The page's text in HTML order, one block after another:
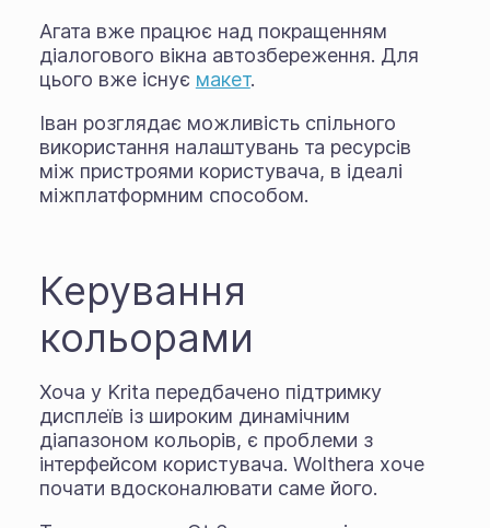
Агата вже працює над покращенням
діалогового вікна автозбереження. Для
цього вже існує макет.
Іван розглядає можливість спільного
використання налаштувань та ресурсів
між пристроями користувача, в ідеалі
міжплатформним способом.
Керування
кольорами
Хоча у Krita передбачено підтримку
дисплеїв із широким динамічним
діапазоном кольорів, є проблеми з
інтерфейсом користувача. Wolthera хоче
почати вдосконалювати саме його.